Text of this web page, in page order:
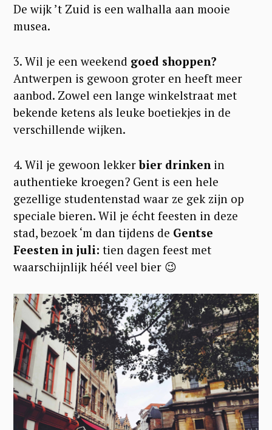
De wijk ’t Zuid is een walhalla aan mooie
musea.
3. Wil je een weekend goed shoppen?
Antwerpen is gewoon groter en heeft meer
aanbod. Zowel een lange winkelstraat met
bekende ketens als leuke boetiekjes in de
verschillende wijken.
4. Wil je gewoon lekkerbier drinken in
authentieke kroegen? Gent is een hele
gezellige studentenstad waar ze gek zijn op
speciale bieren. Wil je écht feesten in deze
stad, bezoek ‘m dan tijdens de Gentse
Feesten in juli: tien dagen feest met
waarschijnlijk héél veel bier 😉